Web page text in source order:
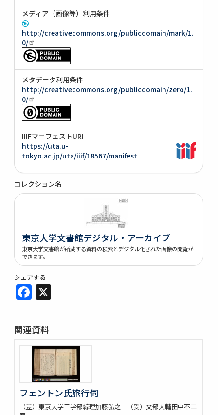
メディア（画像等）利用条件
http://creativecommons.org/publicdomain/mark/1.
0/
メタデータ利用条件
http://creativecommons.org/publicdomain/zero/1.
0/
IIIFマニフェストURI
https://uta.u-
tokyo.ac.jp/uta/iiif/18567/manifest
コレクション名
東京大学文書館デジタル・アーカイブ
東京大学文書館が所蔵する資料の検索とデジタル化された画像の閲覧が
できます。
シェアする
Facebook
関連資料
フェントン氏旅行伺
（差）東京大学三学部綜理加藤弘之 （受）文部大輔田中不二